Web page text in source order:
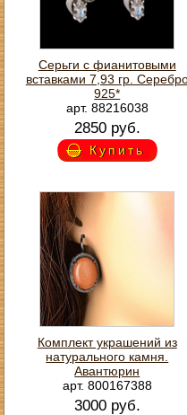
Серьги с фианитовыми
вставками 7,93 гр.
925*
арт. 88216038
2850 руб.
Купить
Комплект украшений из
натурального камня.
Авантюрин
арт. 800167388
3000 руб.